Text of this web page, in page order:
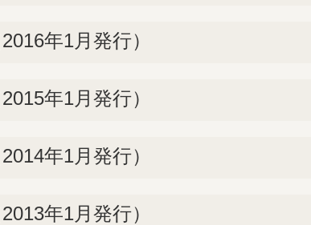
年1月発行）
年1月発行）
年1月発行）
年1月発行）